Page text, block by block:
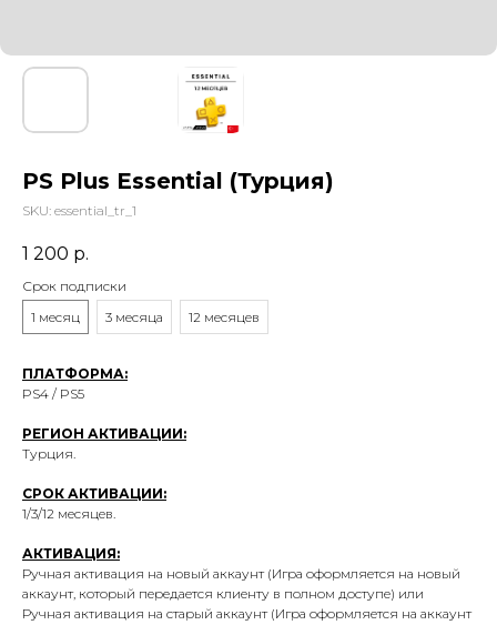
PS Plus Essential (Турция)
SKU: essential_tr_1
1 200 р.
Срок подписки
1 месяц
3 месяца 12 месяцев
ПЛАТФОРМА:
PS4 / PS5
РЕГИОН АКТИВАЦИИ:
Турция.
СРОК АКТИВАЦИИ:
1/3/12 месяцев.
АКТИВАЦИЯ:
Ручная активация на новый аккаунт (Игра оформляется на новый
аккаунт, который передается клиенту в полном доступе) или
Ручная активация на старый аккаунт (Игра оформляется на аккаунт